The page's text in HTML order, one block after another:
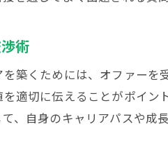
術
築くためには、オファー
適切に伝えることがポイ
、自身のキャリアパスや成